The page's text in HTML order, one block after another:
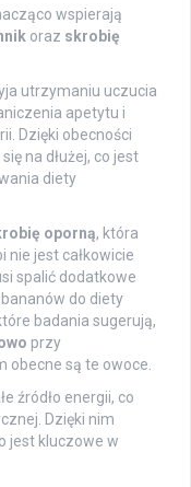
wspierają
oraz skrobię
utrzymaniu uczucia
apetytu i
Dzięki obecności
na dłużej, co jest
diety
oporną, która
jest całkowicie
spalić dodatkowe
do diety
badania sugerują,
przy
obecne są te owoce.
źródło energii, co
Dzięki nim
jest kluczowe w